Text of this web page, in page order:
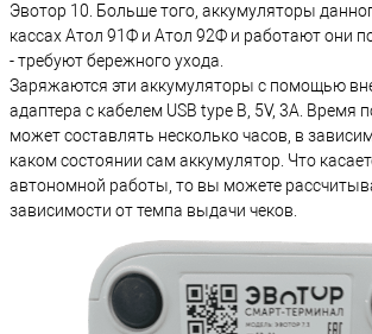
Эвотор 10. Больше того, аккумуляторы
кассах Атол 91Ф и Атол 92Ф и работают они
- требуют бережного ухода.
Заряжаются эти аккумуляторы с помощью
адаптера с кабелем USB type B, 5V, 3A. Время
может составлять несколько часов, в
каком состоянии сам аккумулятор. Что
автономной работы, то вы можете
зависимости от темпа выдачи чеков.